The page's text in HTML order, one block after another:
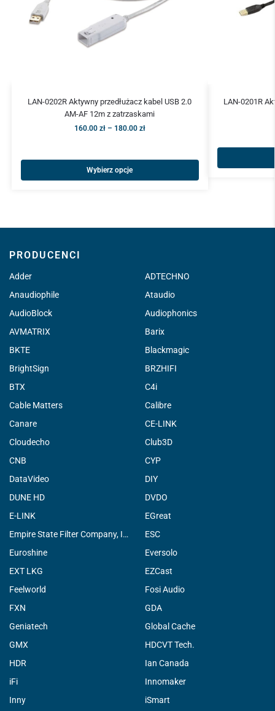
LAN-0202R Aktywny przedłużacz kabel USB 2.0
AM-AF 12m z zatrzaskami
160.00 zł – 180.00 zł
Wybierz opcje
LAN-0201R
PRODUCENCI
Adder
ADTECHNO
Anaudiophile
Ataudio
AudioBlock
Audiophonics
AVMATRIX
Barix
BKTE
Blackmagic
BrightSign
BRZHIFI
BTX
C4i
Cable Matters
Calibre
Canare
CE-LINK
Cloudecho
Club3D
CNB
CYP
DataVideo
DIY
DUNE HD
DVDO
E-LINK
EGreat
Empire State Filter Company, INC.
ESC
Euroshine
Eversolo
EXT LKG
EZCast
Feelworld
Fosi Audio
FXN
GDA
Geniatech
Global Cache
GMX
HDCVT Tech.
HDR
Ian Canada
iFi
Innomaker
Inny
iSmart